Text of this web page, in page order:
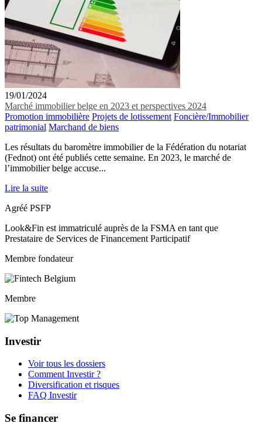
19/01/2024
Marché immobilier belge en 2023 et perspectives 2024
Promotion immobilière Projets de lotissement Foncière/Immobilier
patrimonial Marchand de biens
Les résultats du baromètre immobilier de la Fédération du notariat
(Fednot) ont été publiés cette semaine. En 2023, le marché de
l’immobilier belge accuse...
Lire la suite
Agréé PSFP
Look&Fin est immatriculé auprès de la FSMA en tant que
Prestataire de Services de Financement Participatif
Membre fondateur
Membre
Investir
Voir tous les dossiers
Comment Investir ?
Diversification et risques
FAQ Investir
Se financer